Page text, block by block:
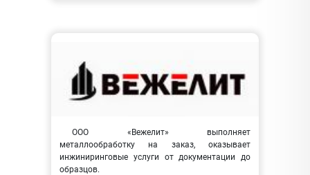
ООО «Вежелит» выполняет
металлообработку на заказ, оказывает
инжиниринговые услуги от документации до
образцов.